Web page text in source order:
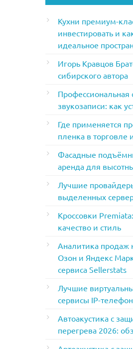
Кухни премиум-
инвестировать и
идеальное
Игорь Кравцов
сибирского автора
Профессиональная
звукозаписи: как
Где применяется
пленка в торговле
Фасадные
аренда для
Лучшие
выделенных
Кроссовки
качество и стиль
Аналитика продаж
Озон и Яндекс
сервиса Sellerstats
Лучшие
сервисы IP-
Автоакустика с
перегрева 2026: